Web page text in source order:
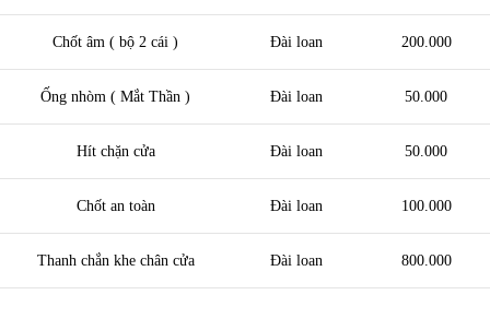
Chốt âm ( bộ 2 cái ) Đài loan 200.000
Ống nhòm ( Mắt Thần ) Đài loan 50.000
Hít chặn cửa Đài loan 50.000
Chốt an toàn Đài loan 100.000
Thanh chắn khe chân cửa Đài loan 800.000